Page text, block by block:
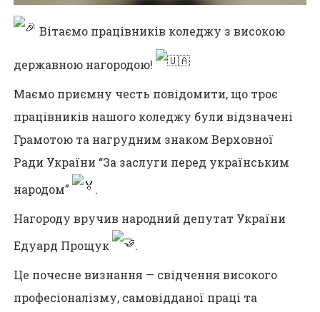
Вітаємо працівників коледжу з високою
державною нагородою!
Маємо приємну честь повідомити, що троє
працівників нашого коледжу були відзначені
Грамотою та нагрудним знаком Верховної
Ради України “За заслуги перед українським
народом”
.
Нагороду вручив народний депутат України
Едуард Прощук
.
Це почесне визнання — свідчення високого
професіоналізму, самовідданої праці та